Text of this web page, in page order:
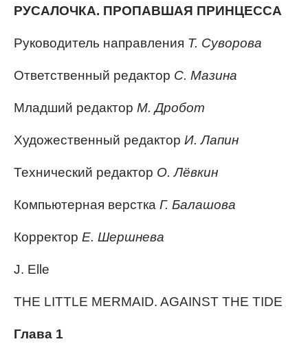
РУСАЛОЧКА. ПРОПАВШАЯ ПРИНЦЕССА
Руководитель направления Т. Суворова
Ответственный редактор С. Мазина
Младший редактор М. Дробот
Художественный редактор И. Лапин
Технический редактор О. Лёвкин
Компьютерная верстка Г. Балашова
Корректор Е. Шершнева
J. Elle
THE LITTLE MERMAID. AGAINST THE TIDE
Глава 1